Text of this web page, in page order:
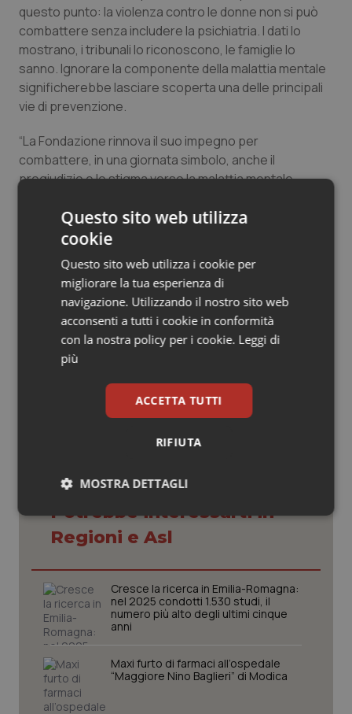
Salute orale & impianti
Sangue & coagulazione
Tiroide
Tumore al seno
Tumore ovarico
Tumori del Polmone & Testa Collo
Tumori gastrointestinali
Ulcera & Reflusso
Vaccini
questo punto: la violenza contro le donne non si può
combattere senza includere la psichiatria. I dati lo
mostrano, i tribunali lo riconoscono, le famiglie lo
sanno. Ignorare la componente della malattia mentale
significherebbe lasciare scoperta una delle principali
vie di prevenzione.
“La Fondazione rinnova il suo impegno per
combattere, in una giornata simbolo, anche il
pregiudizio e lo stigma verso la malattia mentale –
patologie psichiatriche sono in costante aumento e
preoccupa molto che il loro manifestarsi sia registrato
supportare non solo le persone affette da tali disturbi
ma anche le loro famiglie, per lottare insieme contro un
nemico tanto invisibile quanto insidioso”.
03 Ottobre 2025
© Riproduzione riservata
Potrebbe interessarti in
Regioni e Asl
Cresce la ricerca in Emilia-Romagna:
nel 2025 condotti 1.530 studi, il
numero più alto degli ultimi cinque
anni
Maxi furto di farmaci all’ospedale
“Maggiore Nino Baglieri” di Modica
Questo sito web utilizza
cookie
Questo sito web utilizza i cookie per
migliorare la tua esperienza di
navigazione. Utilizzando il nostro sito web
acconsenti a tutti i cookie in conformità
con la nostra policy per i cookie. Leggi di
più
ACCETTA TUTTI
RIFIUTA
MOSTRA DETTAGLI
Necessari Statistici Marketing
Necessari
sito web abilitandone funzionalità di base quali la
navigazione sulle pagine e l'accesso alle aree
protette del sito. Il sito web non è in grado di
funzionare correttamente senza questi cookie.